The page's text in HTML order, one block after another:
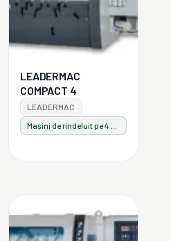
LEADERMAC
COMPACT 4
LEADERMAC